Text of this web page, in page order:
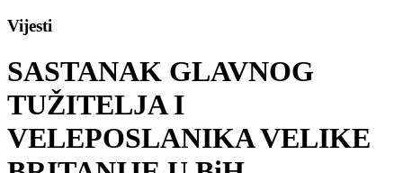
Vijesti
SASTANAK GLAVNOG
TUŽITELJA I
VELEPOSLANIKA VELIKE